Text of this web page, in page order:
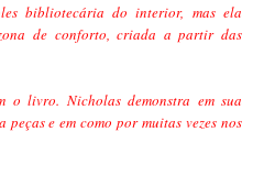
bibliotecária do interior, mas ela
de conforto, criada a partir das
o livro. Nicholas demonstra em sua
e em como por muitas vezes nos